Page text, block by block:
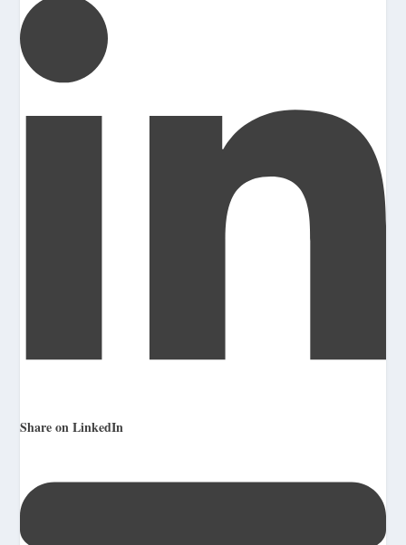
Share on LinkedIn